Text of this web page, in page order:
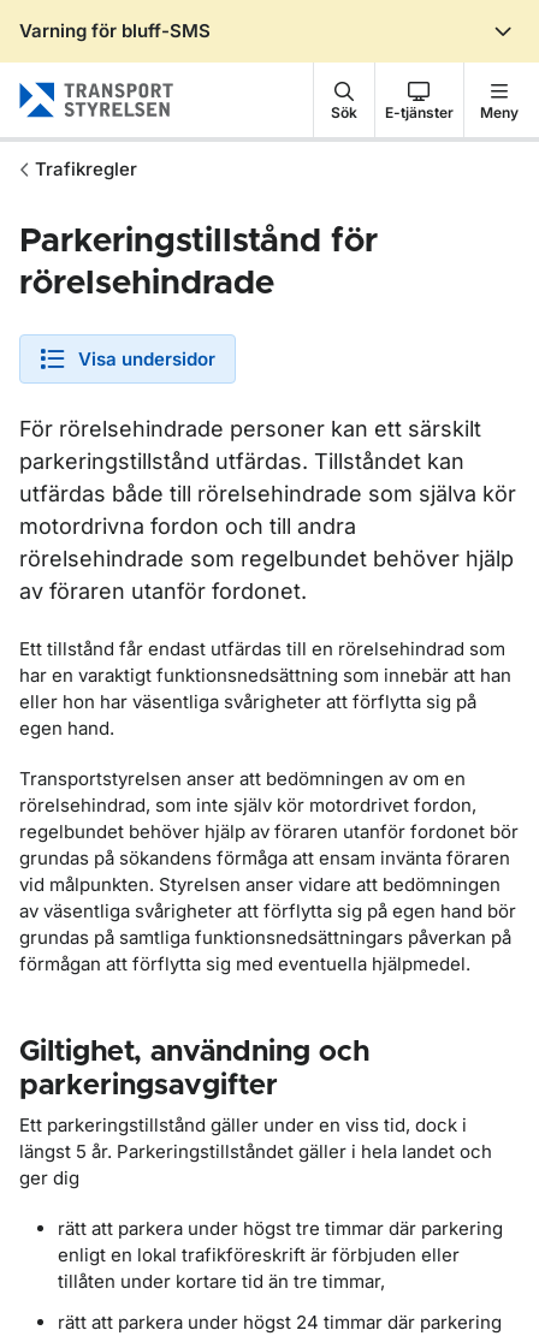
Varning för bluff-SMS
Sök E-tjänster Meny
Trafikregler
Parkeringstillstånd för
rörelsehindrade
Visa undersidor
För rörelsehindrade personer kan ett särskilt
parkeringstillstånd utfärdas. Tillståndet kan
utfärdas både till rörelsehindrade som själva kör
motordrivna fordon och till andra
rörelsehindrade som regelbundet behöver hjälp
av föraren utanför fordonet.
Ett tillstånd får endast utfärdas till en rörelsehindrad som
har en varaktigt funktionsnedsättning som innebär att han
eller hon har väsentliga svårigheter att förflytta sig på
egen hand.
Transportstyrelsen anser att bedömningen av om en
rörelsehindrad, som inte själv kör motordrivet fordon,
regelbundet behöver hjälp av föraren utanför fordonet bör
grundas på sökandens förmåga att ensam invänta föraren
vid målpunkten. Styrelsen anser vidare att bedömningen
av väsentliga svårigheter att förflytta sig på egen hand bör
grundas på samtliga funktionsnedsättningars påverkan på
förmågan att förflytta sig med eventuella hjälpmedel.
Giltighet, användning och
parkeringsavgifter
Ett parkeringstillstånd gäller under en viss tid, dock i
längst 5 år. Parkeringstillståndet gäller i hela landet och
ger dig
rätt att parkera under högst tre timmar där parkering
enligt en lokal trafikföreskrift är förbjuden eller
tillåten under kortare tid än tre timmar,
rätt att parkera under högst 24 timmar där parkering